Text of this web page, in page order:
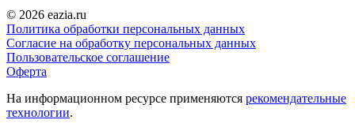
© 2026 eazia.ru
Политика обработки персональных данных
Согласие на обработку персональных данных
Пользовательское соглашение
Оферта
На информационном ресурсе применяются рекомендательные
технологии.